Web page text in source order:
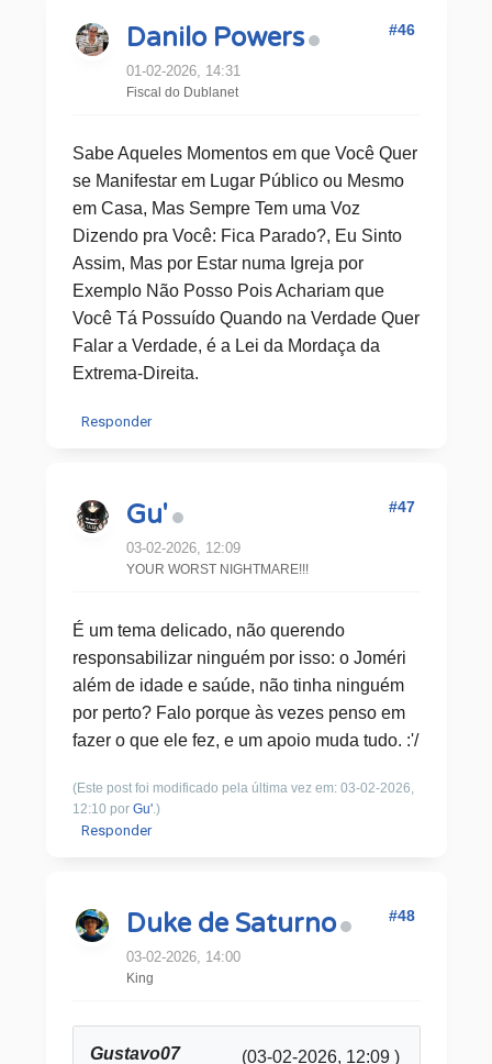
Danilo Powers
01-02-2026, 14:31
Fiscal do Dublanet
#46
Sabe Aqueles Momentos em que Você Quer
se Manifestar em Lugar Público ou Mesmo
em Casa, Mas Sempre Tem uma Voz
Dizendo pra Você: Fica Parado?, Eu Sinto
Assim, Mas por Estar numa Igreja por
Exemplo Não Posso Pois Achariam que
Você Tá Possuído Quando na Verdade Quer
Falar a Verdade, é a Lei da Mordaça da
Extrema-Direita.
Responder
Gu'
03-02-2026, 12:09
YOUR WORST NIGHTMARE!!!
#47
É um tema delicado, não querendo
responsabilizar ninguém por isso: o Joméri
além de idade e saúde, não tinha ninguém
por perto? Falo porque às vezes penso em
fazer o que ele fez, e um apoio muda tudo. :'/
(Este post foi modificado pela última vez em: 03-02-2026,
12:10 por Gu'.)
Responder
Duke de Saturno
03-02-2026, 14:00
King
#48
(03-02-2026, 12:09 )
Gustavo07